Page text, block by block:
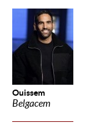
Ouissem
Belgacem